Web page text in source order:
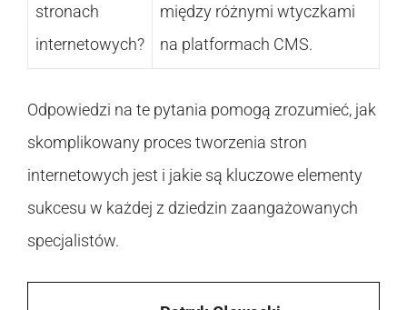
stronach
internetowych?
między różnymi wtyczkami
na platformach CMS.
Odpowiedzi na te pytania pomogą zrozumieć, jak
skomplikowany proces tworzenia stron
internetowych jest i jakie są kluczowe elementy
sukcesu w każdej z dziedzin zaangażowanych
specjalistów.